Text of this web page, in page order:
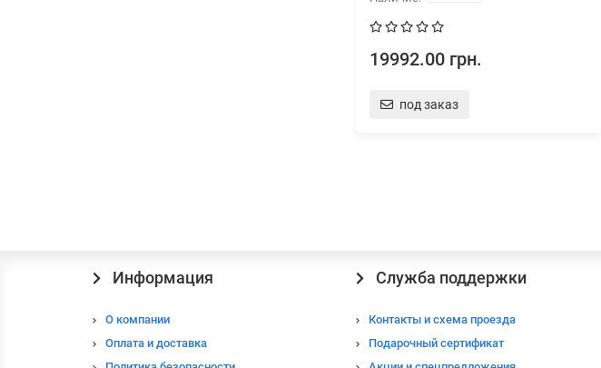
19992.00 грн.
под заказ
Информация
О компании
Оплата и доставка
Служба поддержки
Контакты и схема проезда
Подарочный сертификат